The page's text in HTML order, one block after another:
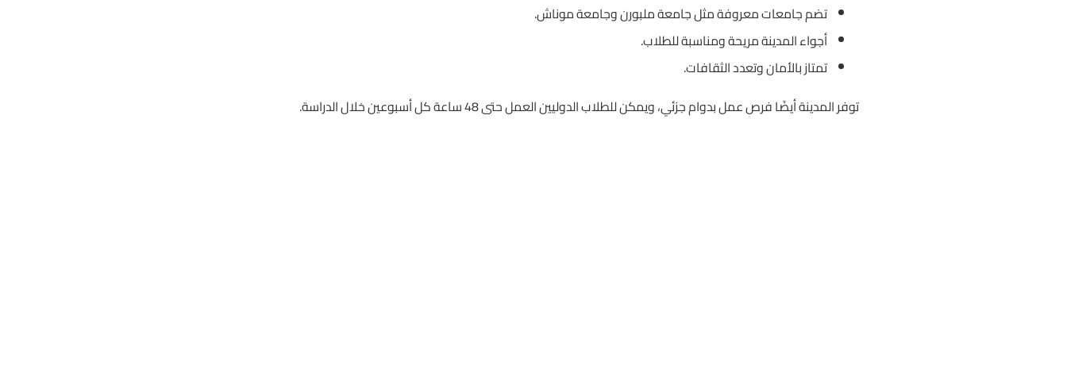
تضم جامعات معروفة مثل جامعة ملبورن وجامعة موناش.
أجواء المدينة مريحة ومناسبة للطلاب.
تمتاز بالأمان وتعدد الثقافات.
توفر المدينة أيضًا فرص عمل بدوام جزئي، ويمكن للطلاب الدوليين العمل حتى 48 ساعة كل أسبوعين خلال الدراسة.